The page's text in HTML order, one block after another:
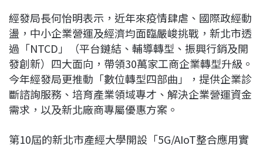
經發局長何怡明表示，近年來疫情肆虐、國際政經動
盪，中小企業營運及經濟均面臨嚴峻挑戰，新北市透
過「NTCD」（平台鏈結、輔導轉型、振興行銷及開
發創新）四大面向，帶領30萬家工商企業轉型升級。
今年經發局更推動「數位轉型四部曲」，提供企業診
斷諮詢服務、培育產業領域專才、解決企業營運資金
需求，以及新北廠商專屬優惠方案。
第10屆的新北市產經大學開設「5G/AIoT整合應用實